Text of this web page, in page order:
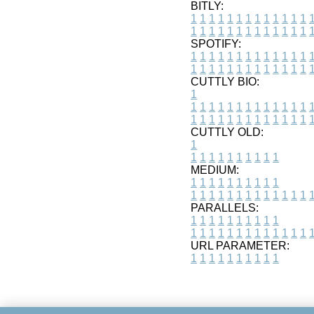
BITLY:
1 1 1 1 1 1 1 1 1 1 1 1 1 1
1 1 1 1 1 1 1 1 1 1 1 1 1 1
SPOTIFY:
1 1 1 1 1 1 1 1 1 1 1 1 1 1
1 1 1 1 1 1 1 1 1 1 1 1 1 1
CUTTLY BIO:
1
1 1 1 1 1 1 1 1 1 1 1 1 1 1
1 1 1 1 1 1 1 1 1 1 1 1 1 1
CUTTLY OLD:
1
1 1 1 1 1 1 1 1 1 1
MEDIUM:
1 1 1 1 1 1 1 1 1 1
1 1 1 1 1 1 1 1 1 1 1 1 1 1
PARALLELS:
1 1 1 1 1 1 1 1 1 1
1 1 1 1 1 1 1 1 1 1 1 1 1 1
URL PARAMETER:
1 1 1 1 1 1 1 1 1 1